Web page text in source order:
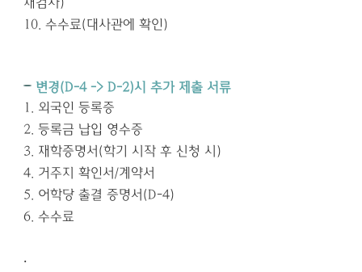
10.수수료(대사관에 확인)
변경(D-4 -> D-2)시 추가 제출 서류
1. 외국인 등록증
2.등록금 납입 영수증
3. 재학증명서 (학기 시작 후 신청 시 )
4. 거주지 확인서/계약서
5. 어학당 출결 증명서 (D-4)
6.수수료
.